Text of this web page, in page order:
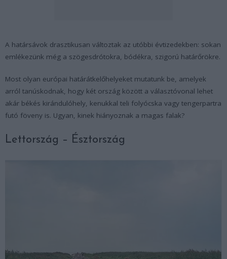
A határsávok drasztikusan változtak az utóbbi évtizedekben: sokan
emlékezünk még a szögesdrótokra, bódékra, szigorú határőrökre.
Most olyan európai határátkelőhelyeket mutatunk be, amelyek
arról tanúskodnak, hogy két ország között a választóvonal lehet
akár békés kirándulóhely, kenukkal teli folyócska vagy tengerpartra
futó föveny is. Ugyan, kinek hiányoznak a magas falak?
Lettország – Észtország